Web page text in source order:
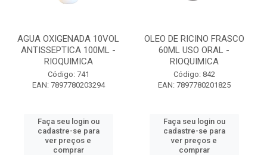
AGUA OXIGENADA 10VOL
ANTISSEPTICA 100ML -
RIOQUIMICA
Código: 741
EAN: 7897780203294
Faça seu login ou
cadastre-se para
ver preços e
comprar
OLEO DE RICINO FRASCO
60ML USO ORAL -
RIOQUIMICA
Código: 842
EAN: 7897780201825
Faça seu login ou
cadastre-se para
ver preços e
comprar